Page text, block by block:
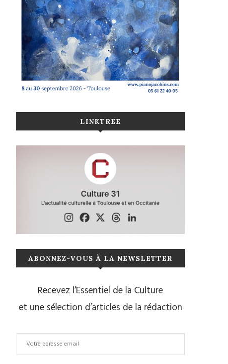
LINKTREE
ABONNEZ-VOUS À LA NEWSLETTER
Recevez l’Essentiel de la Culture
et une sélection d’articles de la rédaction